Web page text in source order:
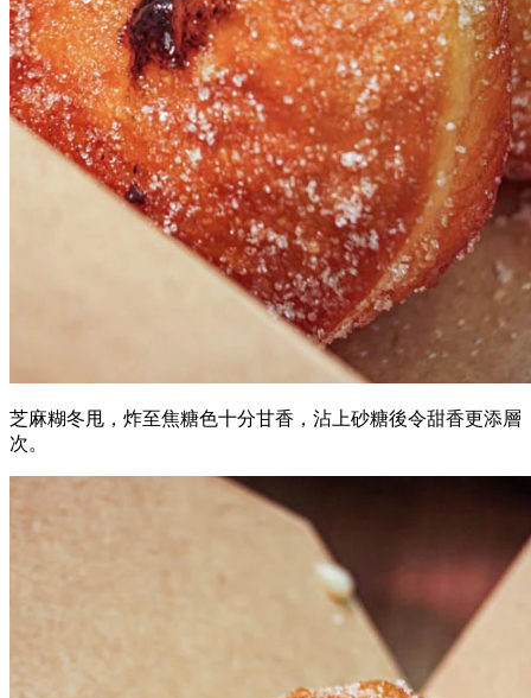
芝麻糊冬甩，炸至焦糖色十分甘香，沾上砂糖後令甜香更添層
次。